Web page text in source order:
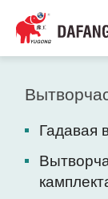
Гадавая
हिन्दी
Bahasa
Bahasa
Tiếng Việt
বাংলা
فارسی
Pilipino